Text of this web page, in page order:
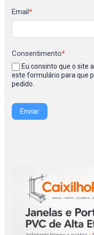
Newsletter
Email*
Consentimento*
Eu consinto que o site
este formulário para que
pedido.
Enviar